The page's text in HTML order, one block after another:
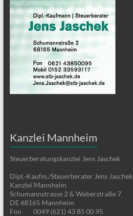
Kanzlei Mannheim
Steuerberatungskanzlei Jens Jaschek
Dipl.-Kaufm./Steuerberater Jens Jaschek
Kanzlei Mannheim
Schumannstrasse 2 & Weberstraße 7
DE 68165 Mannheim
Fon
0049 (621) 43 85 00 95